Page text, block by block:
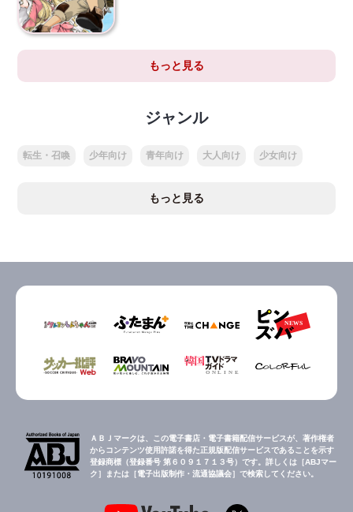
もっと見る
ジャンル
転生・召喚 少年向け 青年向け 大人向け 少女向け
もっと見る
ＡＢＪマークは、この電子書店・電子書籍配信サービスが、著作権者
からコンテンツ使用許諾を得た正規版配信サービスであることを示す
登録商標（登録番号 第６０９１７１３号）です。詳しくは［ABJマー
ク］または［電子出版制作・流通協議会］で検索してください。